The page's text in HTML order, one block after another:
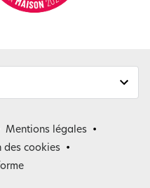
Mentions légales
des cookies